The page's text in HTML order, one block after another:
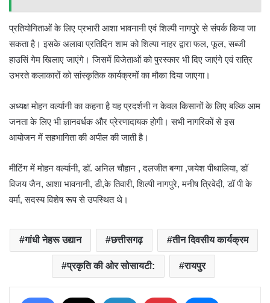
प्रतियोगिताओं के लिए प्रभारी आशा भावनानी एवं शिल्पी नागपुरे से संपर्क किया जा
सकता है। इसके अलावा प्रतिदिन शाम को शिल्पा नाहर द्वारा फल, फूल, सब्जी
हाउसिं गेम खिलाए जाएंगे। जिसमें विजेताओं को पुरस्कार भी दिए जाएंगे एवं रात्रि
उभरते कलाकारों को सांस्कृतिक कार्यक्रमों का मौका दिया जाएगा।
अध्यक्ष मोहन वर्ल्यानी का कहना है यह प्रदर्शनी न केवल किसानों के लिए बल्कि आम
जनता के लिए भी ज्ञानवर्धक और प्रेरणादायक होगी। सभी नागरिकों से इस
आयोजन में सहभागिता की अपील की जाती है।
मीटिंग में मोहन वर्ल्यानी, डॉ. अनिल चौहान , दलजीत बग्गा ,जयेश पीथालिया, डॉ
विजय जैन, आशा भावनानी, डी,के तिवारी, शिल्पी नागपुरे, मनीष त्रिवेदी, डॉ पी के
वर्मा, सदस्य विशेष रूप से उपस्थित थे।
गांधी नेहरू उद्यान छत्तीसगढ़ तीन दिवसीय कार्यक्रम
प्रकृति की ओर सोसायटी: रायपुर